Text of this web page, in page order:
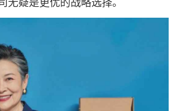
无疑是更优的战略选择。